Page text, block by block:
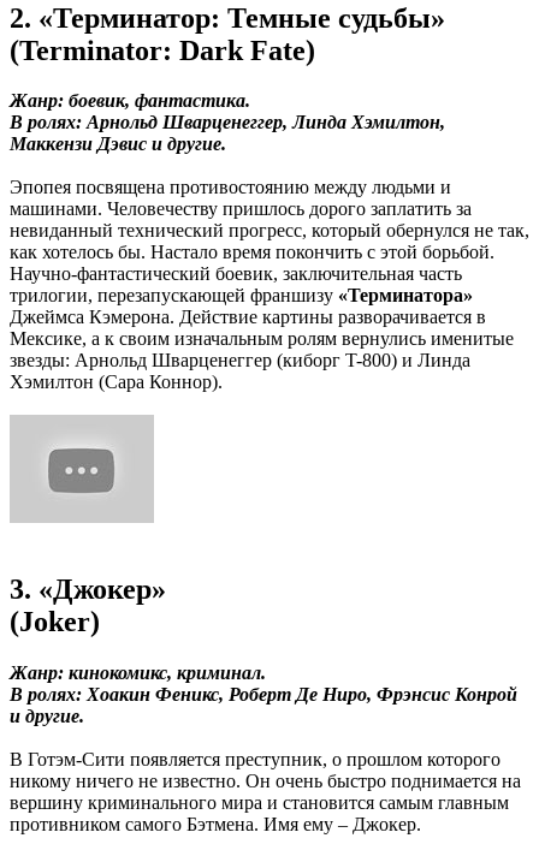
2. «Терминатор: Темные судьбы»
(Terminator: Dark Fate)
Жанр: боевик, фантастика.
В ролях: Арнольд Шварценеггер, Линда Хэмилтон,
Маккензи Дэвис и другие.
Эпопея посвящена противостоянию между людьми и
машинами. Человечеству пришлось дорого заплатить за
невиданный технический прогресс, который обернулся не так,
как хотелось бы. Настало время покончить с этой борьбой.
Научно-фантастический боевик, заключительная часть
трилогии, перезапускающей франшизу «Терминатора»
Джеймса Кэмерона. Действие картины разворачивается в
Мексике, а к своим изначальным ролям вернулись именитые
звезды: Арнольд Шварценеггер (киборг T-800) и Линда
Хэмилтон (Сара Коннор).
3. «Джокер»
(Joker)
Жанр: кинокомикс, криминал.
В ролях: Хоакин Феникс, Роберт Де Ниро, Фрэнсис Конрой
и другие.
В Готэм-Сити появляется преступник, о прошлом которого
никому ничего не известно. Он очень быстро поднимается на
вершину криминального мира и становится самым главным
противником самого Бэтмена. Имя ему – Джокер.